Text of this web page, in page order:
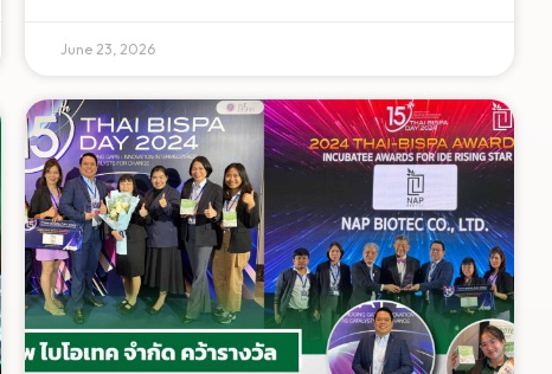
พื้นที่ เพื่อวางแนวทางผลักดันพืชกระท่อมให้เป็นพืชเศรษฐกิจใหม่
June 23, 2026